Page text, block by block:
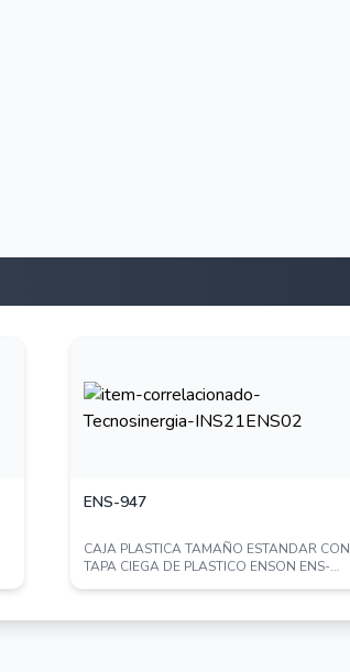
ENS-947
CAJA PLASTICA TAMAÑO ESTANDAR CON
TAPA CIEGA DE PLASTICO ENSON ENS-